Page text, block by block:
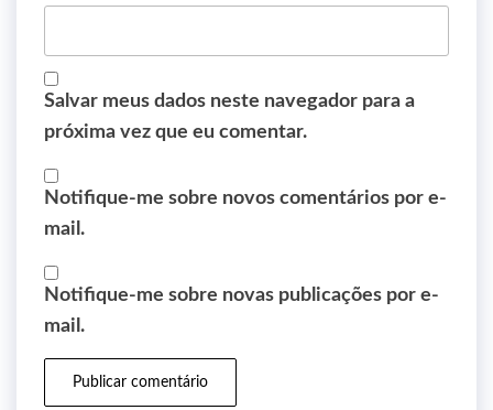
Salvar meus dados neste navegador para a
próxima vez que eu comentar.
Notifique-me sobre novos comentários por e-
mail.
Notifique-me sobre novas publicações por e-
mail.